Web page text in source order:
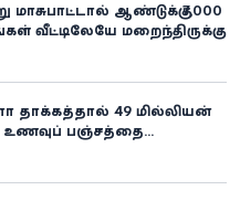
ஆண்டுக்கு 7,000
வீட்டிலேயே மறைந்திருக்கும்
தாக்கத்தால் 49 மில்லியன்
உணவுப் பஞ்சத்தை